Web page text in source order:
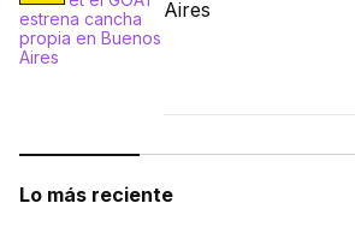
Aires
Lo más reciente